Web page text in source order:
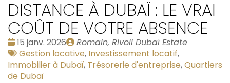
DISTANCE À DUBAÏ : LE VRAI
COÛT DE VOTRE ABSENCE
Date
:
15 janv. 2026
Publié
par
Romain, Rivoli Dubaï Estate
Tags
:
Gestion locative, Investissement locatif,
Immobilier à Dubaï, Trésorerie d'entreprise,Quartiers
de Dubaï